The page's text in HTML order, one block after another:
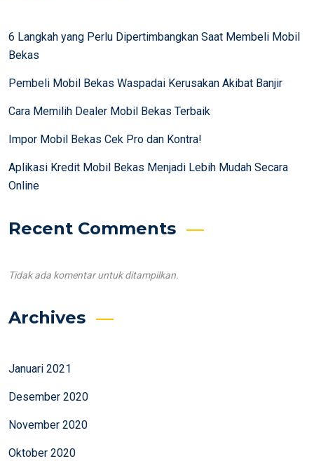
6 Langkah yang Perlu Dipertimbangkan Saat Membeli Mobil
Bekas
Pembeli Mobil Bekas Waspadai Kerusakan Akibat Banjir
Cara Memilih Dealer Mobil Bekas Terbaik
Impor Mobil Bekas Cek Pro dan Kontra!
Aplikasi Kredit Mobil Bekas Menjadi Lebih Mudah Secara
Online
Recent Comments
Tidak ada komentar untuk ditampilkan.
Archives
Januari 2021
Desember 2020
November 2020
Oktober 2020